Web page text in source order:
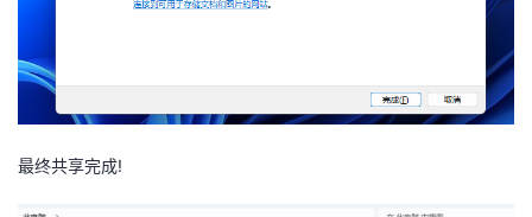
最终共享完成!